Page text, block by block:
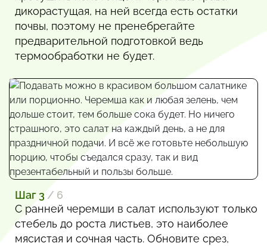
дикорастущая, на ней всегда есть остатки
почвы, поэтому не пренебрегайте
предварительной подготовкой ведь
термообработки не будет.
Шаг 3 / 6
С ранней черемши в салат используют только
стебель до роста листьев, это наиболее
мясистая и сочная часть. Обновите срез,